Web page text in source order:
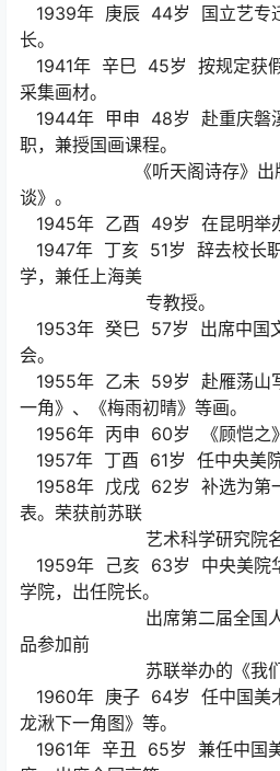
1939年 庚辰 44岁 国立艺专
长。
1941年 辛巳 45岁 按规定获
采集画材。
1944年 甲申 48岁 赴重庆磐
职，兼授国画课程。
《听天阁诗存》出版。
谈》。
1945年 乙酉 49岁 在昆明举办
1947年 丁亥 51岁 辞去校长
学，兼任上海美
专教授。
1953年 癸巳 57岁 出席中国
会。
1955年 乙未 59岁 赴雁荡山
一角》、《梅雨初晴》等画。
1956年 丙申 60岁 《顾恺之》
1957年 丁酉 61岁 任中央美院
1958年 戊戌 62岁 补选为第
表。荣获前苏联
艺术科学研究院名誉
1959年 己亥 63岁 中央美院
学院，出任院长。
出席第二届全国人民代
品参加前
苏联举办的《我们同时
1960年 庚子 64岁 任中国美
龙湫下一角图》等。
1961年 辛丑 65岁 兼任中国